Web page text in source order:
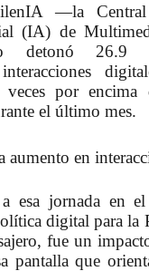
—la
(IA) de
detonó 26.9
interacciones
veces por encima
el último mes.
aumento en
esa jornada en
digital para la
fue un
pantalla que